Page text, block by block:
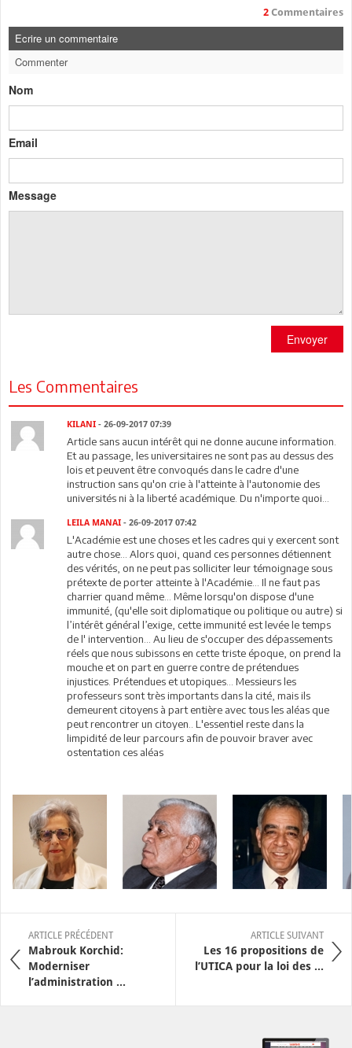
2 Commentaires
Ecrire un commentaire
Commenter
Nom
Email
Message
Envoyer
Les Commentaires
KILANI - 26-09-2017 07:39
Article sans aucun intérêt qui ne donne aucune information.
Et au passage, les universitaires ne sont pas au dessus des
lois et peuvent être convoqués dans le cadre d'une
instruction sans qu'on crie à l'atteinte à l'autonomie des
universités ni à la liberté académique. Du n'importe quoi...
LEILA MANAI - 26-09-2017 07:42
L'Académie est une choses et les cadres qui y exercent sont
autre chose... Alors quoi, quand ces personnes détiennent
des vérités, on ne peut pas solliciter leur témoignage sous
prétexte de porter atteinte à l'Académie... Il ne faut pas
charrier quand même... Même lorsqu'on dispose d'une
immunité, (qu'elle soit diplomatique ou politique ou autre) si
l’intérêt général l’exige, cette immunité est levée le temps
de l' intervention... Au lieu de s'occuper des dépassements
réels que nous subissons en cette triste époque, on prend la
mouche et on part en guerre contre de prétendues
injustices. Prétendues et utopiques... Messieurs les
professeurs sont très importants dans la cité, mais ils
demeurent citoyens à part entière avec tous les aléas que
peut rencontrer un citoyen.. L'essentiel reste dans la
limpidité de leur parcours afin de pouvoir braver avec
ostentation ces aléas
ARTICLE PRÉCÉDENT
Mabrouk Korchid:
Moderniser
l’administration ...
ARTICLE SUIVANT
Les 16 propositions de
l’UTICA pour la loi des ...